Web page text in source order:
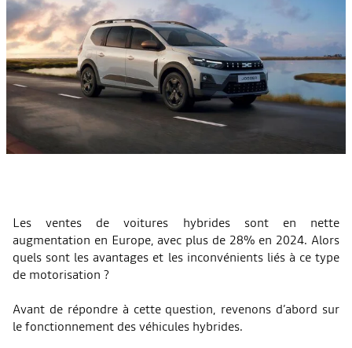
Les ventes de voitures hybrides sont en nette
augmentation en Europe, avec plus de 28% en 2024. Alors
quels sont les avantages et les inconvénients liés à ce type
de motorisation ?
Avant de répondre à cette question, revenons d’abord sur
le fonctionnement des véhicules hybrides.